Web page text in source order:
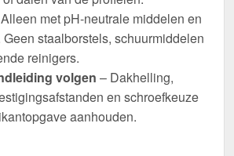
met pH-neutrale middelen en
staalborstels, schuurmiddelen
reinigers.
volgen – Dakhelling,
en schroefkeuze
aanhouden.